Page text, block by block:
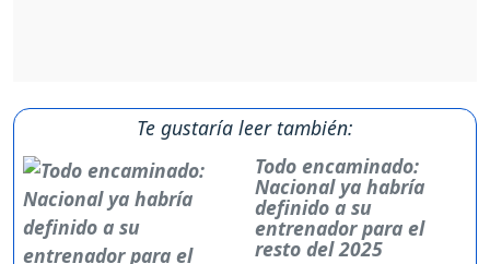
Te gustaría leer también:
Todo encaminado:
Nacional ya habría
definido a su
entrenador para el
resto del 2025